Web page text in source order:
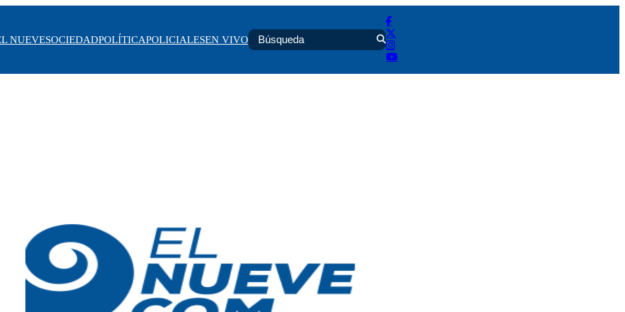
NUEVESOCIEDADPOLÍTICAPOLICIALESEN VIVO